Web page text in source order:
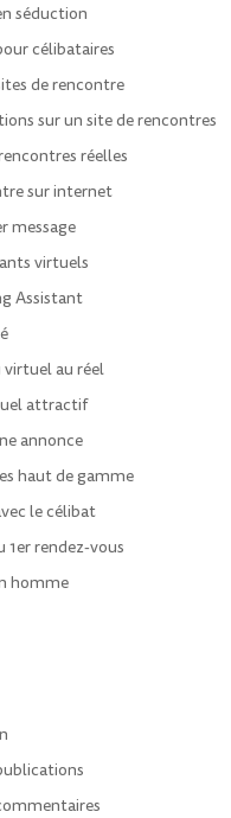
séduction
célibataires
de rencontre
sur un site de rencontres
réelles
sur internet
message
virtuels
Assistant
virtuel au réel
attractif
annonce
haut de gamme
le célibat
1er rendez-vous
homme